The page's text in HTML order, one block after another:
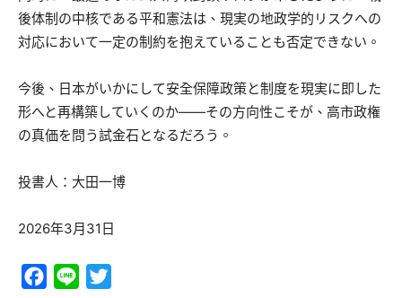
後体制の中核である平和憲法は、現実の地政学的リスクへの
対応において一定の制約を抱えていることも否定できない。
今後、日本がいかにして安全保障政策と制度を現実に即した
形へと再構築していくのか――その方向性こそが、高市政権
の真価を問う試金石となるだろう。
投書人：大田一博
2026年3月31日
Facebook
Line